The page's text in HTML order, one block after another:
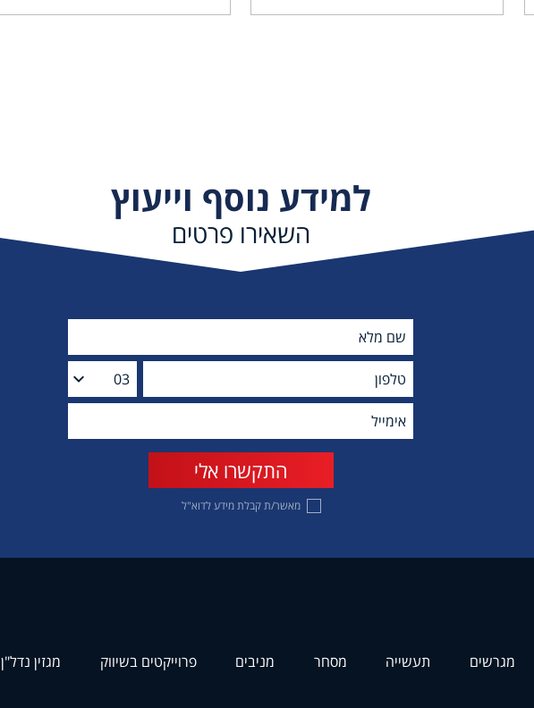
למידע נוסף וייעוץ
השאירו פרטים
מאשר/ת קבלת מידע לדוא"ל
מגרשים תעשייה מסחר מניבים פרוייקטים בשיווק מגזין נדל"ן